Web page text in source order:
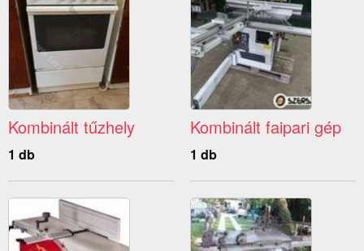
Kombinált tűzhely
1 db
Kombinált faipari gép
1 db